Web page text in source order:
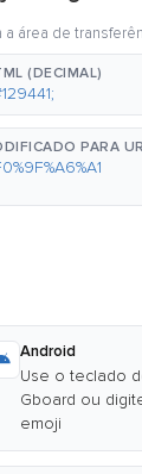
área de
(DECIMAL)
PARA
Android
Use o teclado
Gboard ou
emoji